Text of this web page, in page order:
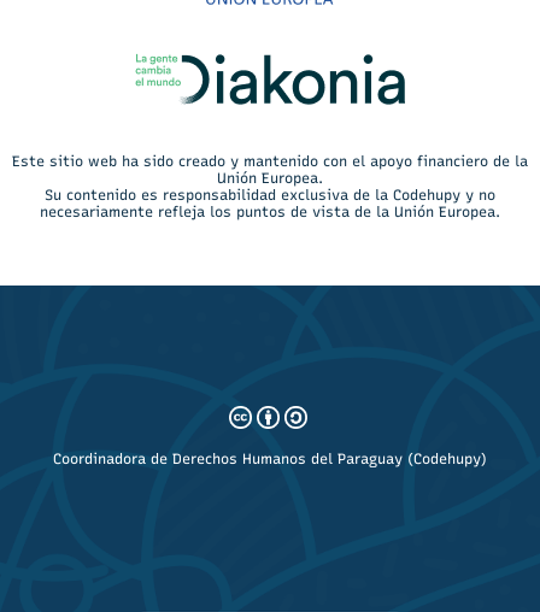
Este sitio web ha sido creado y mantenido con el apoyo financiero de la
Unión Europea.
Su contenido es responsabilidad exclusiva de la Codehupy y no
necesariamente refleja los puntos de vista de la Unión Europea.
Coordinadora de Derechos Humanos del Paraguay (Codehupy)